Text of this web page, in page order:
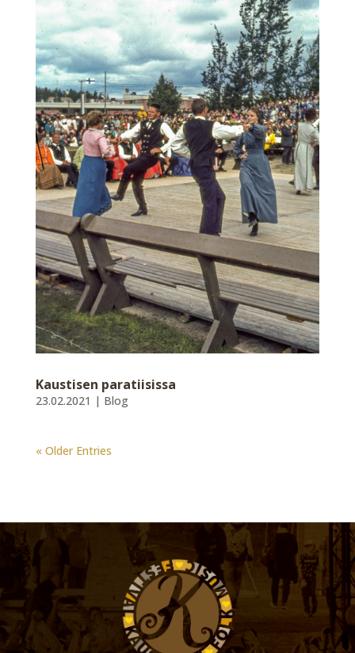
Kaustisen paratiisissa
23.02.2021 | Blog
« Older Entries